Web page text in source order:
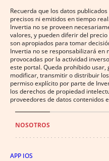
Recuerda que los datos
precisos ni emitidos en tiempo
Invertia no se proveen
valores, y pueden diferir del
son apropiados para tomar
Invertia no se responsabilizará en
provocadas por la actividad
este portal. Queda prohibido
modificar, transmitir o distribuir
permiso explícito por parte de
los derechos de propiedad
proveedores de datos contenidos
NOSOTROS
APP IOS